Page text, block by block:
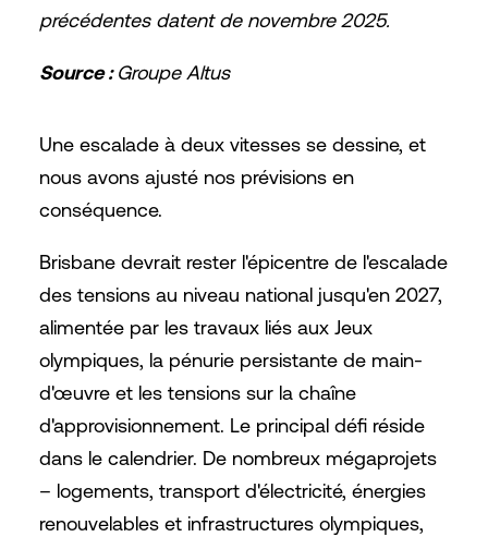
précédentes datent de novembre 2025.
Source :Groupe Altus
Une escalade à deux vitesses se dessine, et
nous avons ajusté nos prévisions en
conséquence.
Brisbane devrait rester l'épicentre de l'escalade
des tensions au niveau national jusqu'en 2027,
alimentée par les travaux liés aux Jeux
olympiques, la pénurie persistante de main-
d'œuvre et les tensions sur la chaîne
d'approvisionnement. Le principal défi réside
dans le calendrier. De nombreux mégaprojets
– logements, transport d'électricité, énergies
renouvelables et infrastructures olympiques,